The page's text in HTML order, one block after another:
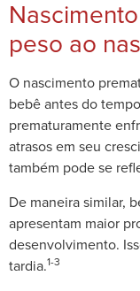
peso ao
O nascimento
bebê antes do
prematuramente
atrasos em seu
também pode se
De maneira similar,
apresentam maior
desenvolvimento.
tardia.1-3